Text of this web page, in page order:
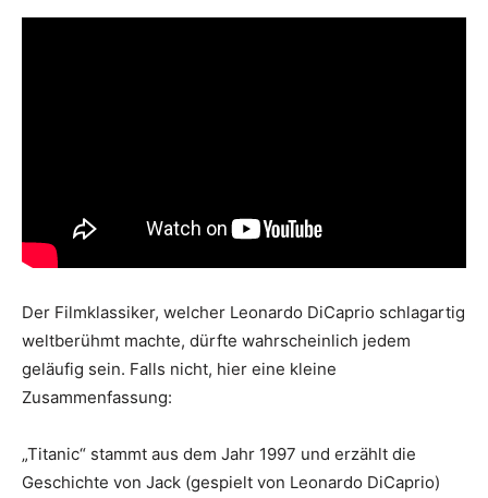
Der Filmklassiker, welcher Leonardo DiCaprio schlagartig
weltberühmt machte, dürfte wahrscheinlich jedem
geläufig sein. Falls nicht, hier eine kleine
Zusammenfassung:
„Titanic“ stammt aus dem Jahr 1997 und erzählt die
Geschichte von Jack (gespielt von Leonardo DiCaprio)